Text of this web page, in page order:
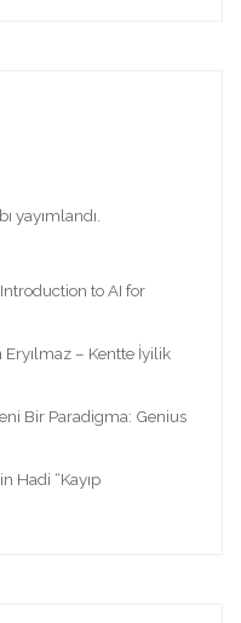
yayımlandı.
to AI for
– Kentte İyilik
Bir Paradigma: Genius
Hadi “Kayıp